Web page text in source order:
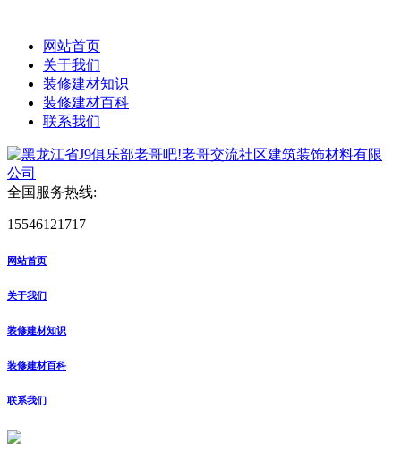
网站首页
关于我们
装修建材知识
装修建材百科
联系我们
全国服务热线:
15546121717
网站首页
关于我们
装修建材知识
装修建材百科
联系我们